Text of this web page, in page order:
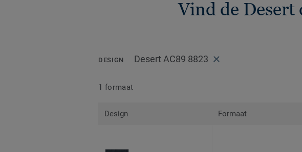
Vind de Desert
DESIGN Desert AC89 8823
1 formaat
Design Formaat